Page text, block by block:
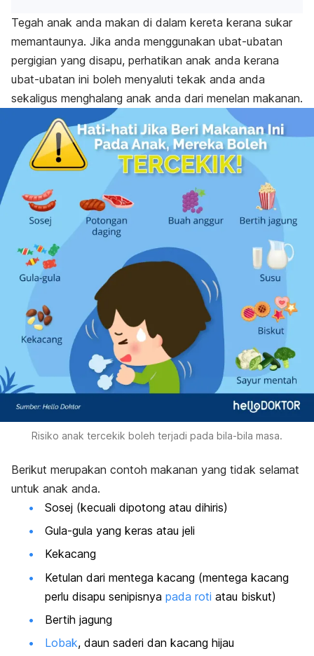
Tegah anak anda makan di dalam kereta kerana sukar
memantaunya. Jika anda menggunakan ubat-ubatan
pergigian yang disapu, perhatikan anak anda kerana
ubat-ubatan ini boleh menyaluti tekak anda anda
sekaligus menghalang anak anda dari menelan makanan.
Risiko anak tercekik boleh terjadi pada bila-bila masa.
Berikut merupakan contoh makanan yang tidak selamat
untuk anak anda.
Sosej (kecuali dipotong atau dihiris)
Gula-gula yang keras atau jeli
Kekacang
Ketulan dari mentega kacang (mentega kacang
perlu disapu senipisnya pada roti atau biskut)
Bertih jagung
Lobak, daun saderi dan kacang hijau